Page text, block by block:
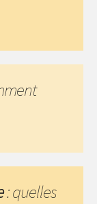
: quelles